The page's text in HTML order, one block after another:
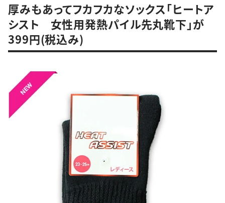
厚みもあってフカフカなソックス「ヒートア
シスト 女性用発熱パイル先丸靴下」が
399円(税込み)